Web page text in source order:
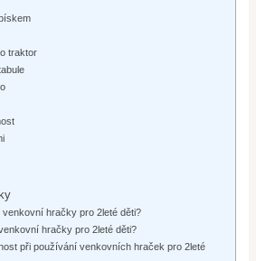
traktor
hračky pro 2leté děti?
hračky pro 2leté děti?
při používání venkovních hraček pro 2leté